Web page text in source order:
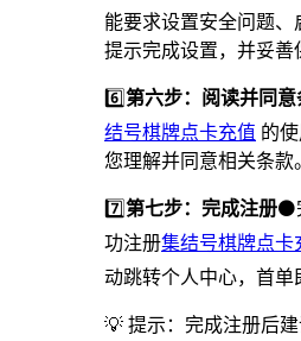
能要求设置安全问题
提示完成设置，并妥善
6️⃣第六步：阅读并同意
结号棋牌点卡充值 的
您理解并同意相关条款
7️⃣第七步：完成注册⚫
功注册集结号棋牌点卡
动跳转个人中心，首单
💡 提示：完成注册后